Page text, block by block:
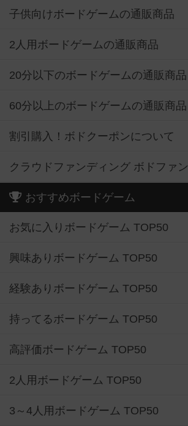
子供向けボードゲームの通販商品
2人用ボードゲームの通販商品
20分以下のボードゲームの通販商品
60分以上のボードゲームの通販商品
割引購入！ボドクーポンについて
クラウドファンディング ボドファン
おすすめボードゲーム
お気に入りボードゲーム TOP50
興味ありボードゲーム TOP50
経験ありボードゲーム TOP50
持ってるボードゲーム TOP50
高評価ボードゲーム TOP50
2人用ボードゲーム TOP50
3～4人用ボードゲーム TOP50